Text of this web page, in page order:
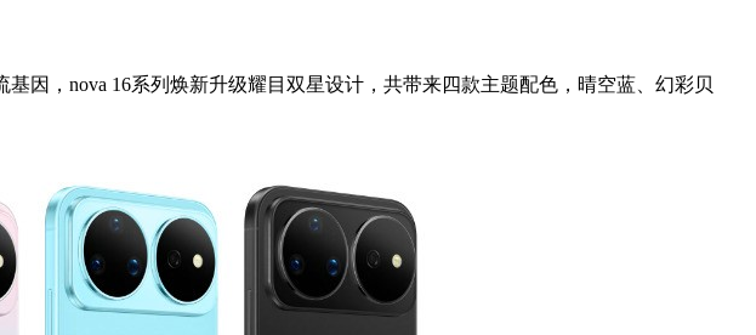
因，nova 16系列 焕新升级耀目双星设计，共带来四款主题配色， 晴空蓝、幻彩贝